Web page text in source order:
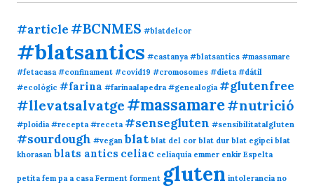
#article #BCNMES #blatdelcor
#blatsantics #castanya #blatsantics #massamare
#fetacasa #confinament #covid19 #cromosomes #dieta #dátil
#ecològic #farina #farinaalapedra #genealogia #glutenfree
#llevatsalvatge #massamare#nutrició
#ploidia #recepta #receta #sensegluten #sensibilitatalgluten
#sourdough #vegan blat blat del cor blat dur blat egipci blat
khorasan blats antics celiac celiaquía emmer enkir Espelta
petita fem pa a casa Ferment forment gluten intolerancia no